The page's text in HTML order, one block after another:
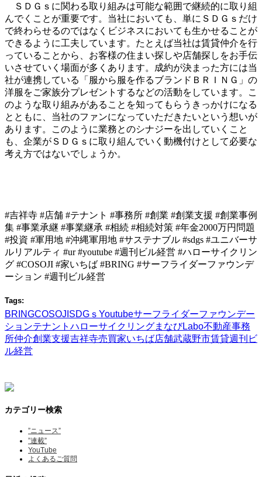
ＳＤＧｓに関わる取り組みは可能な範囲で継続的に取り組
んでくことが重要です。当社においても、単にＳＤＧｓだけ
で終わらせるのではなくビジネスにおいても生かせることが
できるように工夫しています。たとえば当社は賃貸仲介を行
っていることから、お客様の住まい探しや店舗探しをお手伝
いさせていく場面が多くあります。成約が決まった方には当
社が連携している「服から服を作るブランドＢＲＩＮＧ」の
洋服をご家族分プレゼントするなどの活動をしています。こ
のような取り組みがあることを知ってもらうきっかけになる
とともに、当社のファンになっていただきたいという想いが
あります。このように業務とのシナジーを出していくこと
も、企業がＳＤＧｓに取り組んでいく動機付けとして必要な
考え方ではないでしょうか。
#吉祥寺 #店舗 #テナント #事務所 #創業 #創業支援 #創業事例
集 #事業承継 #事業継承 #相続 #相続対策 #年金2000万円問題
#投資 #軍用地 #沖縄軍用地 #サステナブル #sdgs #ユニバーサ
ルリアルティ #ur #youtube #週刊ビル経営 #ハローサイクリン
グ #COSOJI #家いちば #BRING #サーフライダーファウンデ
ーション #週刊ビル経営
Tags:
BRINGCOSOJI SDGｓ Youtubeサーフライダーファウンデー
ションテナント ハローサイクリングまなびLabo不動産事務
所仲介創業支援吉祥寺売買家いちば店舗武蔵野市賃貸週刊ビ
ル経営
カテゴリー検索
”ニュース”
”連載”
YouTube
よくあるご質問